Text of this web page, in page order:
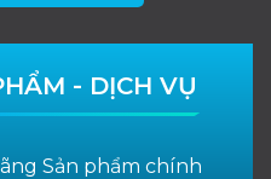
- DỊCH VỤ
Sản phẩm chính